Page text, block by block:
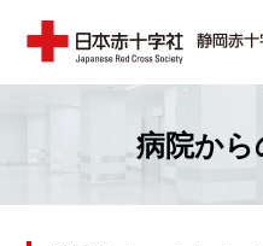
病院か